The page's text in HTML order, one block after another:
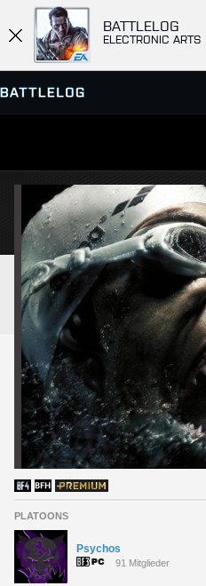
BATTLELOG
ELECTRONIC ARTS
SERVER-BROWSER
MATCHES
PLATOONS
Psychos
91 Mitglieder